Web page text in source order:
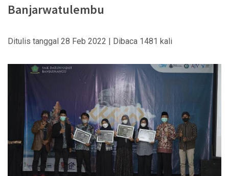
Banjarwatulembu
Ditulis tanggal 28 Feb 2022 | Dibaca 1481 kali